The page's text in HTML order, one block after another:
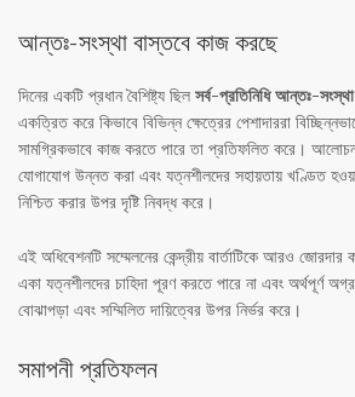
আন্তঃ-সংস্থা বাস্তবে কাজ করছে
দিনের একটি প্রধান বৈশিষ্ট্য ছিল সর্ব-প্রতিনিধি আন্তঃ-সংস্থা
একত্রিত করে কিভাবে বিভিন্ন ক্ষেত্রের পেশাদাররা
সামগ্রিকভাবে কাজ করতে পারে তা প্রতিফলিত করে।
যোগাযোগ উন্নত করা এবং যত্নশীলদের সহায়তায় খণ্ডিত হওয়ার
নিশ্চিত করার উপর দৃষ্টি নিবদ্ধ করে।
এই অধিবেশনটি সম্মেলনের কেন্দ্রীয় বার্তাটিকে আরও
একা যত্নশীলদের চাহিদা পূরণ করতে পারে না এবং অর্থপূর্ণ
বোঝাপড়া এবং সম্মিলিত দায়িত্বের উপর নির্ভর করে।
সমাপনী প্রতিফলন